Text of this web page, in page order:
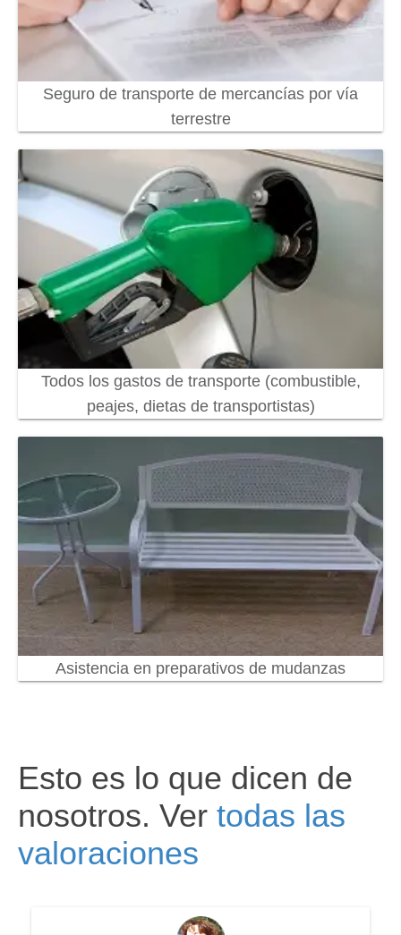
Seguro de transporte de mercancías por vía
terrestre
Todos los gastos de transporte (combustible,
peajes, dietas de transportistas)
Asistencia en preparativos de mudanzas
Esto es lo que dicen de
nosotros. Ver todas las
valoraciones